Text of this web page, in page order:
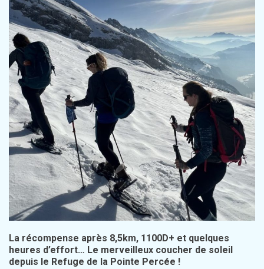
La récompense après 8,5km, 1100D+ et quelques
heures d’effort… Le merveilleux coucher de soleil
depuis le Refuge de la Pointe Percée !